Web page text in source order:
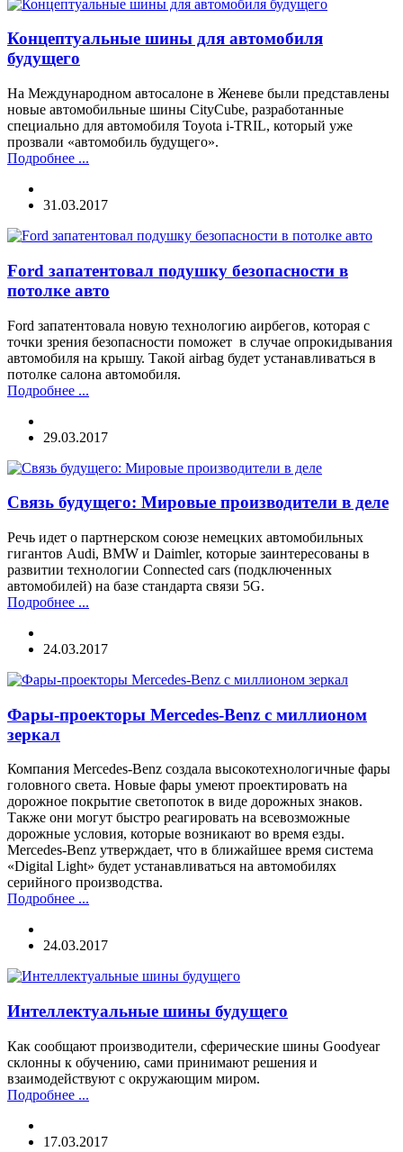
Концептуальные шины для автомобиля
будущего
На Международном автосалоне в Женеве были представлены
новые автомобильные шины CityCube, разработанные
специально для автомобиля Toyota i-TRIL, который уже
прозвали «автомобиль будущего».
Подробнее ...
31.03.2017
Ford запатентовал подушку безопасности в
потолке авто
Ford запатентовала новую технологию аирбегов, которая с
точки зрения безопасности поможет в случае опрокидывания
автомобиля на крышу. Такой airbag будет устанавливаться в
потолке салона автомобиля.
Подробнее ...
29.03.2017
Связь будущего: Мировые производители в деле
Речь идет о партнерском союзе немецких автомобильных
гигантов Audi, BMW и Daimler, которые заинтересованы в
развитии технологии Connected cars (подключенных
автомобилей) на базе стандарта связи 5G.
Подробнее ...
24.03.2017
Фары-проекторы Mercedes-Benz с миллионом
зеркал
Компания Mercedes-Benz создала высокотехнологичные фары
головного света. Новые фары умеют проектировать на
дорожное покрытие светопоток в виде дорожных знаков.
Также они могут быстро реагировать на всевозможные
дорожные условия, которые возникают во время езды.
Mercedes-Benz утверждает, что в ближайшее время система
«Digital Light» будет устанавливаться на автомобилях
серийного производства.
Подробнее ...
24.03.2017
Интеллектуальные шины будущего
Как сообщают производители, сферические шины Goodyear
склонны к обучению, сами принимают решения и
взаимодействуют с окружающим миром.
Подробнее ...
17.03.2017